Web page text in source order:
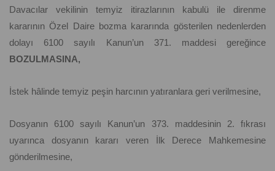
Davacılar vekilinin temyiz itirazlarının kabulü ile direnme
kararının Özel Daire bozma kararında gösterilen nedenlerden
dolayı 6100 sayılı Kanun’un 371. maddesi gereğince
BOZULMASINA,
İstek hâlinde temyiz peşin harcının yatıranlara geri verilmesine,
Dosyanın 6100 sayılı Kanun’un 373. maddesinin 2. fıkrası
uyarınca dosyanın kararı veren İlk Derece Mahkemesine
gönderilmesine,